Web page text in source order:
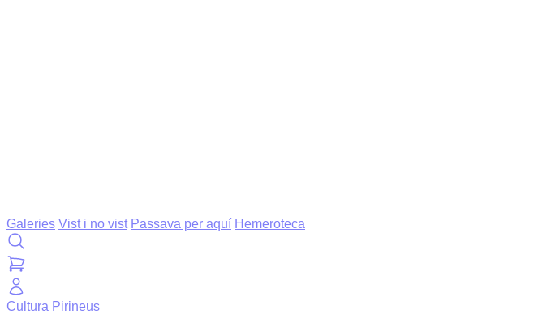
Galeries Vist i no vist Passava per aquí Hemeroteca
Cultura Pirineus